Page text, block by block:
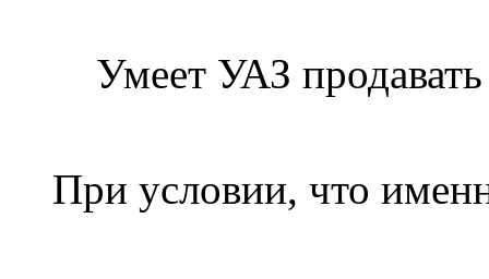
Умеет УАЗ
При условии, что